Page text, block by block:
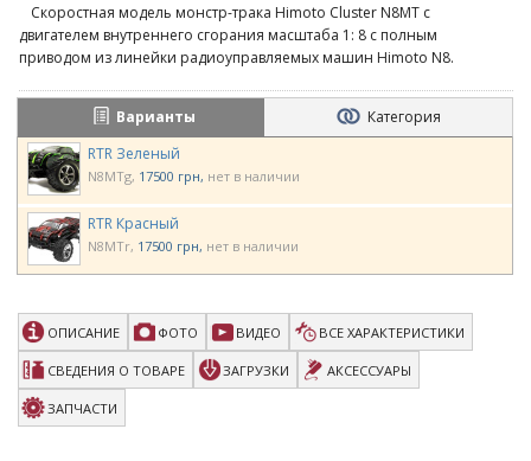
Скоростная модель монстр-трака Himoto Cluster N8MT с
двигателем внутреннего сгорания масштаба 1: 8 с полным
приводом из линейки радиоуправляемых машин Himoto N8.
Варианты
Категория
RTR Зеленый
N8MTg 17500 грн нет в наличии
RTR Красный
N8MTr 17500 грн нет в наличии
ОПИСАНИЕ ФОТО ВИДЕО ВСЕ ХАРАКТЕРИСТИКИ
СВЕДЕНИЯ О ТОВАРЕ ЗАГРУЗКИ АКСЕССУАРЫ
ЗАПЧАСТИ